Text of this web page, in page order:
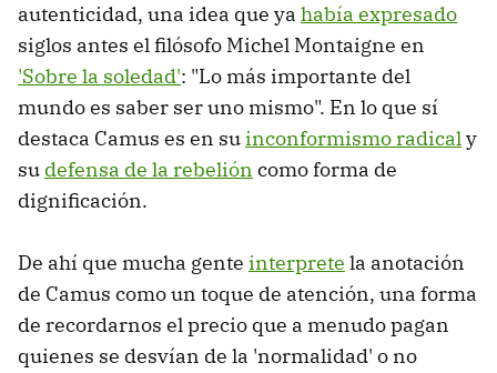
autenticidad, una idea que ya había expresado
siglos antes el filósofo Michel Montaigne en
'Sobre la soledad': "Lo más importante del
mundo es saber ser uno mismo". En lo que sí
destaca Camus es en suinconformismo radicaly
su defensa de la rebelión como forma de
dignificación.
De ahí que mucha gente interprete la anotación
de Camus como un toque de atención, una forma
de recordarnos el precio que a menudo pagan
quienes se desvían de la 'normalidad' o no